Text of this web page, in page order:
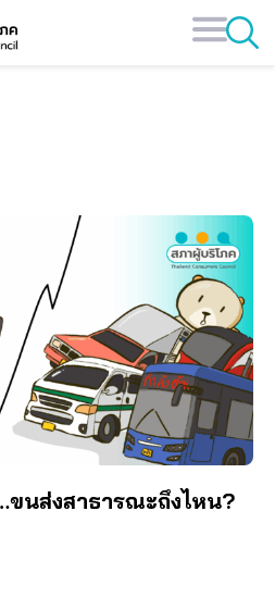
นส่งสาธารณะถึงไหน?